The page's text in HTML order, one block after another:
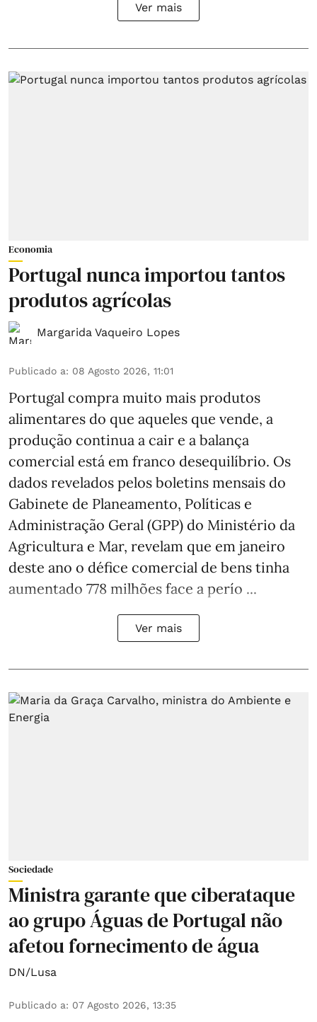
Ver mais
Economia
Portugal nunca importou tantos
produtos agrícolas
Margarida Vaqueiro Lopes
Publicado a: 08 Agosto 2026, 11:01
Portugal compra muito mais produtos
alimentares do que aqueles que vende, a
produção continua a cair e a balança
comercial está em franco desequilíbrio. Os
dados revelados pelos boletins mensais do
Gabinete de Planeamento, Políticas e
Administração Geral (GPP) do Ministério da
Agricultura e Mar, revelam que em janeiro
deste ano o défice comercial de bens tinha
aumentado 778 milhões face a perío ...
Ver mais
Sociedade
Ministra garante que ciberataque
ao grupo Águas de Portugal não
afetou fornecimento de água
DN/Lusa
Publicado a: 07 Agosto 2026, 13:35